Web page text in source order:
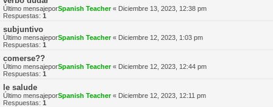
Último mensajeporSpanish Teacher« Diciembre 13, 2023, 12:38 pm
Respuestas: 1
subjuntivo
Último mensajeporSpanish Teacher« Diciembre 12, 2023, 1:03 pm
Respuestas: 1
comerse??
Último mensajeporSpanish Teacher« Diciembre 12, 2023, 12:44 pm
Respuestas: 1
le salude
Último mensajeporSpanish Teacher« Diciembre 12, 2023, 12:11 pm
Respuestas: 1